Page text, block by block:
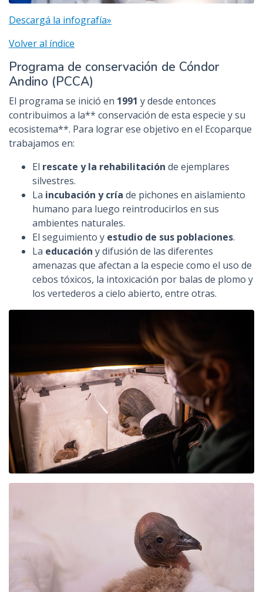
Descargá la infografía»
Volver al índice
Programa de conservación de Cóndor
Andino (PCCA)
El programa se inició en 1991 y desde entonces
contribuimos a la** conservación de esta especie y su
ecosistema**. Para lograr ese objetivo en el Ecoparque
trabajamos en:
El rescate y la rehabilitación de ejemplares
silvestres.
La incubación y cría de pichones en aislamiento
humano para luego reintroducirlos en sus
ambientes naturales.
El seguimiento y estudio de sus poblaciones.
La educación y difusión de las diferentes
amenazas que afectan a la especie como el uso de
cebos tóxicos, la intoxicación por balas de plomo y
los vertederos a cielo abierto, entre otras.